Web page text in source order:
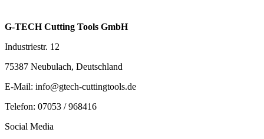
G-TECH Cutting Tools GmbH
Industriestr. 12
75387 Neubulach, Deutschland
E-Mail: info@gtech-cuttingtools.de
Telefon: 07053 / 968416
Social Media